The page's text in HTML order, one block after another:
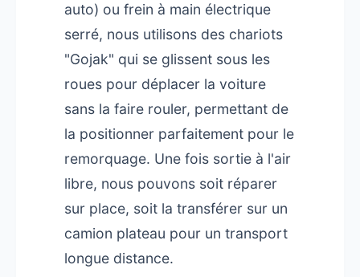
auto) ou frein à main électrique
serré, nous utilisons des chariots
"Gojak" qui se glissent sous les
roues pour déplacer la voiture
sans la faire rouler, permettant de
la positionner parfaitement pour le
remorquage. Une fois sortie à l'air
libre, nous pouvons soit réparer
sur place, soit la transférer sur un
camion plateau pour un transport
longue distance.